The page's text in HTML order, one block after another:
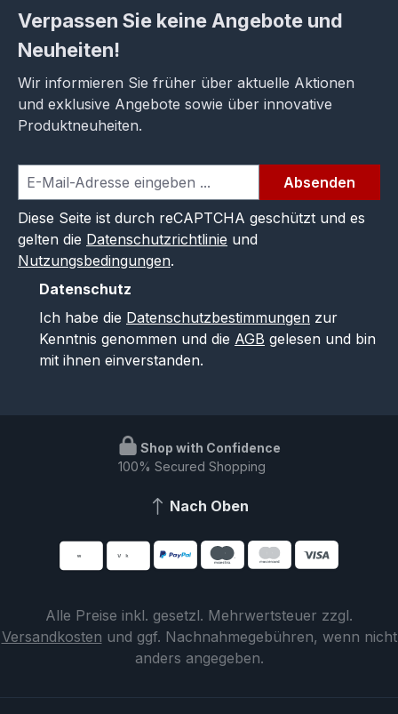
Verpassen Sie keine Angebote und
Neuheiten!
Wir informieren Sie früher über aktuelle Aktionen
und exklusive Angebote sowie über innovative
Produktneuheiten.
Absenden
Diese Seite ist durch reCAPTCHA geschützt und es
gelten die Datenschutzrichtlinie und
Nutzungsbedingungen.
Datenschutz
Ich habe die Datenschutzbestimmungen zur
Kenntnis genommen und die AGB gelesen und bin
mit ihnen einverstanden.
Shop with Confidence
100% Secured Shopping
Nach Oben
Alle Preise inkl. gesetzl. Mehrwertsteuer zzgl.
Versandkosten und ggf. Nachnahmegebühren, wenn nicht
anders angegeben.